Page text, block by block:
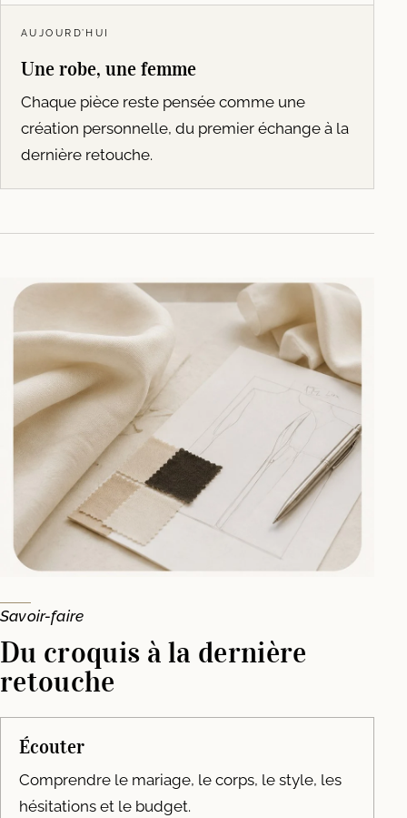
AUJOURD’HUI
Une robe, une femme
Chaque pièce reste pensée comme une
création personnelle, du premier échange à la
dernière retouche.
Savoir-faire
Du croquis à la dernière
retouche
Écouter
Comprendre le mariage, le corps, le style, les
hésitations et le budget.